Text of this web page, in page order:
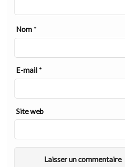
Nom *
E-mail *
Site web